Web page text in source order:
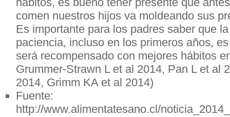
comen nuestros hijos va moldeando sus
Es importante para los padres saber que
paciencia, incluso en los primeros años,
será recompensado con mejores hábitos
Grummer-Strawn L et al 2014, Pan L et al
2014, Grimm KA et al 2014)
Fuente:
http://www.alimentatesano.cl/